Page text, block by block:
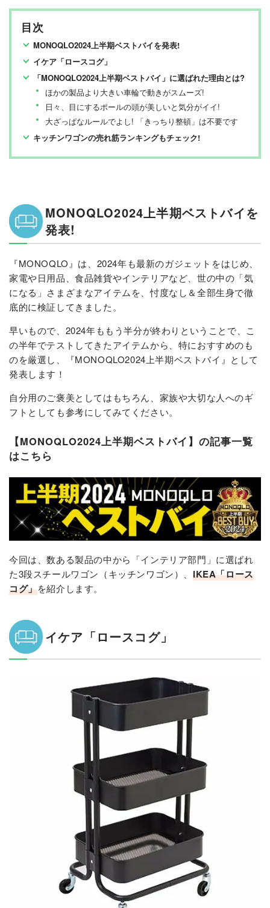
目次
MONOQLO2024上半期ベストバイを発表!
イケア「ロースコグ」
「MONOQLO2024上半期ベストバイ」に選ばれた理由とは?
ほかの製品より大きい車輪で動きがスムーズ!
日々、目にするポールの頭が美しいと気分がイイ!
大ざっぱなルールでよし! 「きっちり整頓」は不要です
キッチンワゴンの売れ筋ランキングもチェック!
MONOQLO2024上半期ベストバイを
発表!
『MONOQLO』は、2024年も最新のガジェットをはじめ、
家電や日用品、食品雑貨やインテリアなど、世の中の「気
になる」さまざまなアイテムを、忖度なし＆全部生身で徹
底的に検証してきました。
早いもので、2024年ももう半分が終わりということで、こ
の半年でテストしてきたアイテムから、特におすすめのも
のを厳選し、『MONOQLO2024上半期ベストバイ』として
発表します！
自分用のご褒美としてはもちろん、家族や大切な人へのギ
フトとしても参考にしてみてください。
【MONOQLO2024上半期ベストバイ】の記事一覧
はこちら
今回は、数ある製品の中から「インテリア部門」に選ばれ
た3段スチールワゴン（キッチンワゴン）、 IKEA「ロース
コグ」を紹介します。
イケア「ロースコグ」